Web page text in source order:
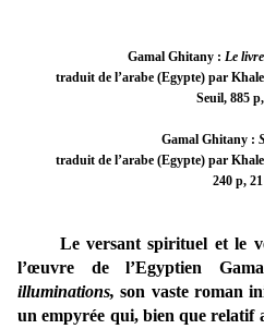
Gamal Ghitany : Le
traduit de l’arabe (Egypte) par
Seuil, 885
Gamal Ghitany :
traduit de l’arabe (Egypte) par
240 p,
Le versant spirituel et le
l’œuvre de l’Egyptien
illuminations, son vaste roman
un empyrée qui, bien que relatif